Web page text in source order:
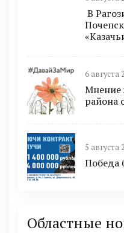
В
6 августа
Мнение
района
5 августа
Победа
Областные